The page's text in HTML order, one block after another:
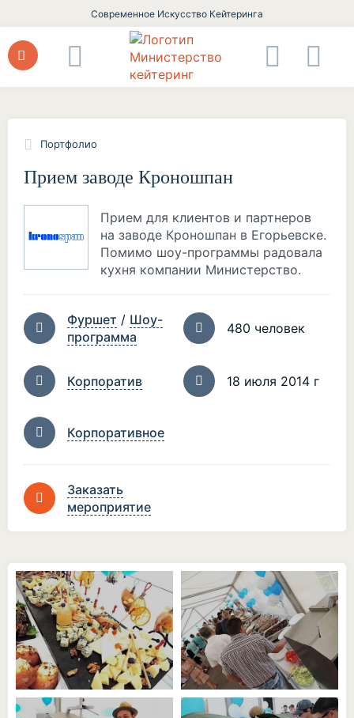
Современное Искусство Кейтеринга
Портфолио
Прием заводе Кроношпан
Прием для клиентов и партнеров
на заводе Кроношпан в Егорьевске.
Помимо шоу-программы радовала
кухня компании Министерство.
Фуршет / Шоу-
программа
480 человек
Корпоратив 18 июля 2014 г
Корпоративное
Заказать
мероприятие